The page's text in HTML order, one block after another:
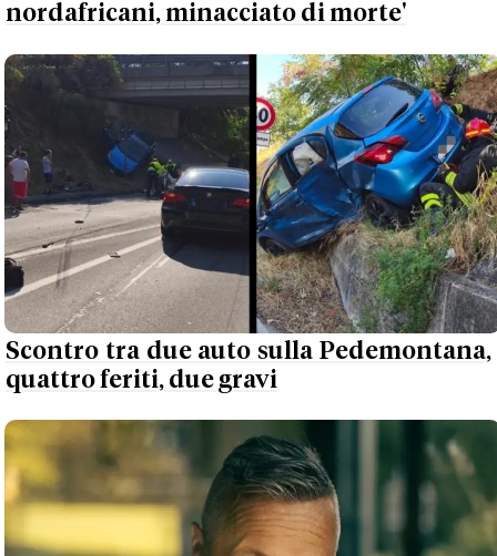
nordafricani, minacciato di morte'
Scontro tra due auto sulla Pedemontana,
quattro feriti, due gravi